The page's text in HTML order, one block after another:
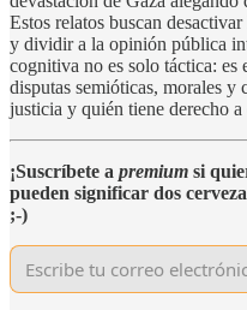
Estos relatos buscan
y dividir a la opinión pública
cognitiva no es solo táctica: es
disputas semióticas, morales y
justicia y quién tiene derecho
¡Suscríbete a premium si
pueden significar dos
;-)